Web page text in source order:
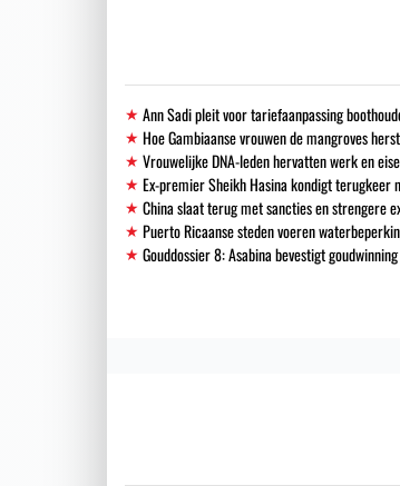
Ann Sadi pleit voor tariefaanpassing
Hoe Gambiaanse vrouwen de mangroves
Vrouwelijke DNA-leden hervatten werk en
Ex-premier Sheikh Hasina kondigt terugkeer
China slaat terug met sancties en strengere
Puerto Ricaanse steden voeren
Gouddossier 8: Asabina bevestigt